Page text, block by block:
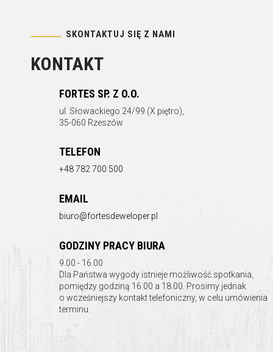
SKONTAKTUJ SIĘ Z NAMI
KONTAKT
FORTES SP. Z O.O.
ul. Słowackiego 24/99 (X piętro),
35-060 Rzeszów
TELEFON
+48 782 700 500
EMAIL
biuro@fortesdeweloper.pl
GODZINY PRACY BIURA
9.00 - 16.00
Dla Państwa wygody istnieje możliwość spotkania,
pomiędzy godziną 16.00 a 18.00. Prosimy jednak
o wcześniejszy kontakt telefoniczny, w celu umówienia
terminu.